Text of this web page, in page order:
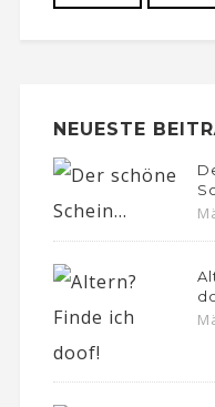
NEUESTE